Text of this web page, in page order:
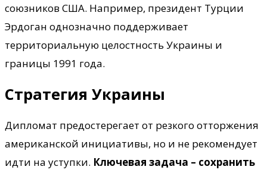
союзников США. Например, президент Турции
Эрдоган однозначно поддерживает
территориальную целостность Украины и
границы 1991 года.
Стратегия Украины
Дипломат предостерегает от резкого отторжения
американской инициативы, но и не рекомендует
идти на уступки. Ключевая задача – сохранить